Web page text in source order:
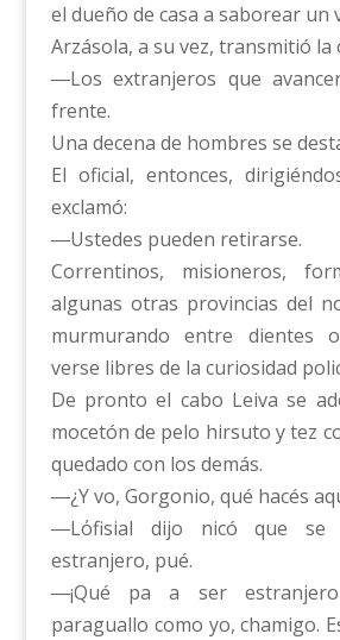
el dueño de casa a saborear un
Arzásola, a su vez, transmitió la
―Los extranjeros que
frente.
Una decena de hombres se
El oficial, entonces,
exclamó:
―Ustedes pueden retirarse.
Correntinos, misioneros,
algunas otras provincias del
murmurando entre dientes
verse libres de la curiosidad
De pronto el cabo Leiva se
mocetón de pelo hirsuto y tez
quedado con los demás.
―¿Y vo, Gorgonio, qué hacés
―L΄ofisial dijo nicó que se
estranjero, pué.
―¡Qué pa a ser
paraguallo como yo, chamigo.